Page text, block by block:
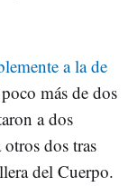
a la de
más de dos
a dos
dos tras
del Cuerpo.